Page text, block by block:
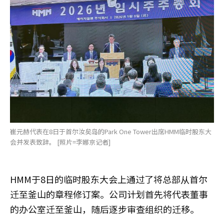
崔元赫代表在8日于首尔汝矣岛的Park One Tower出席HMM临时股东大
会并发表致辞。 [照片=李娜京记者]
HMM于8日的临时股东大会上通过了将总部从首尔
迁至釜山的章程修订案。公司计划首先将代表董事
的办公室迁至釜山，随后逐步审查组织的迁移。